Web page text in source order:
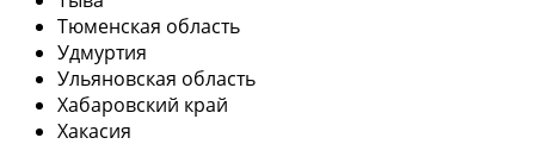
Тюменская область
Удмуртия
Ульяновская область
Хабаровский край
Хакасия